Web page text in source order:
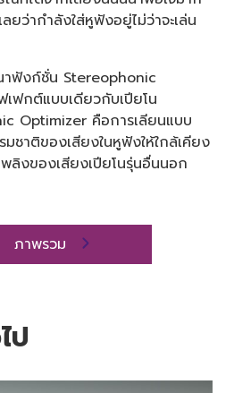
ยว่ากำลังใส่หูฟังอยู่ไม่ว่าจะเล่น
ฟังก์ชั่น Stereophonic
ฟกต์แบบเดียวกับเปียโน
Optimizer คือการเลียนแบบ
มชาติของเสียงในหูฟังให้ใกล้เคียง
ลิงของเสียงเปียโนรุ่นอื่นนอก
ภาพรวม
ป